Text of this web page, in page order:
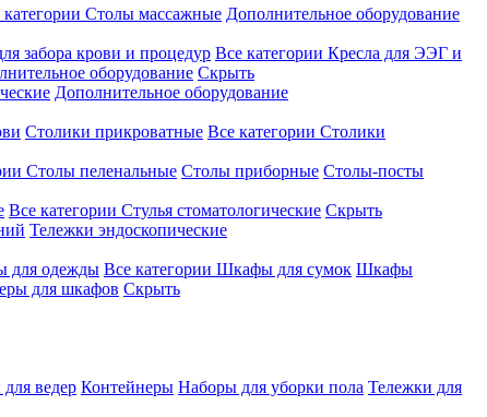
Столы массажные Дополнительное оборудование
забора крови и процедур Все категории Кресла для ЭЭГ и
оборудование Скрыть
Дополнительное оборудование
Столики прикроватные Все категории Столики
Столы пеленальные Столы приборные Столы-посты
Все категории Стулья стоматологические Скрыть
Тележки эндоскопические
для одежды Все категории Шкафы для сумок Шкафы
для шкафов Скрыть
ведер Контейнеры Наборы для уборки пола Тележки для